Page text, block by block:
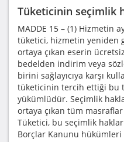
Tüketicinin seçimlik
MADDE 15 – (1) Hizmetin
tüketici, hizmetin yeniden
ortaya çıkan eserin
bedelden indirim veya
birini sağlayıcıya karşı
tüketicinin tercih ettiği bu
yükümlüdür. Seçimlik
ortaya çıkan tüm masraflar
Tüketici, bu seçimlik
Borçlar Kanunu